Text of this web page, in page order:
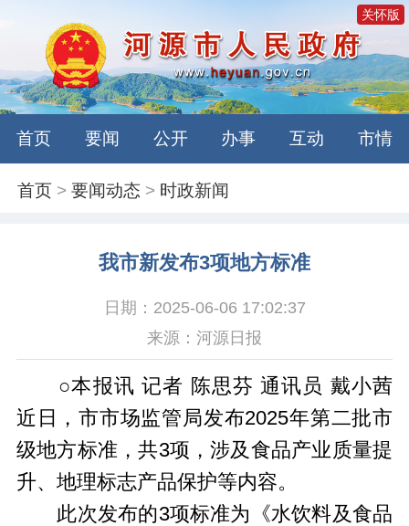
关怀版
首页 要闻 公开 办事 互动 市情
首页 >要闻动态 > 时政新闻
我市新发布3项地方标准
日期：2025-06-06 17:02:37
来源：河源日报
○本报讯 记者 陈思芬 通讯员 戴小茜
近日，市市场监管局发布2025年第二批市
级地方标准，共3项，涉及食品产业质量提
升、地理标志产品保护等内容。
此次发布的3项标准为《水饮料及食品